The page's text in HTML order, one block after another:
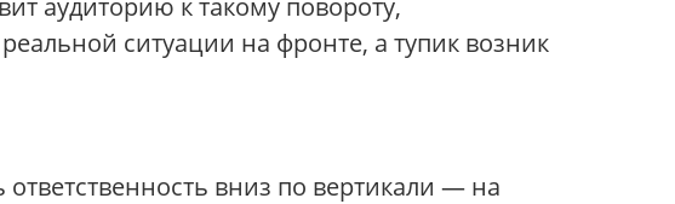
аудиторию к такому повороту,
ситуации на фронте, а тупик возник
вниз по вертикали — на